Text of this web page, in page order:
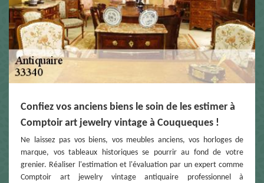
Confiez vos anciens biens le soin de les estimer à
Comptoir art jewelry vintage à Couqueques !
Ne laissez pas vos biens, vos meubles anciens, vos horloges de
marque, vos tableaux historiques se pourrir au fond de votre
grenier. Réaliser l'estimation et l'évaluation par un expert comme
Comptoir art jewelry vintage antiquaire professionnel à